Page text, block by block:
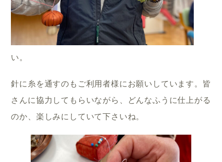
い。
針に糸を通すのもご利用者様にお願いしています。皆
さんに協力してもらいながら、どんなふうに仕上がる
のか、楽しみにしていて下さいね。